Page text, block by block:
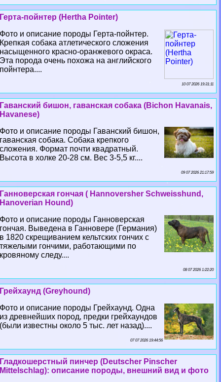
Герта-пойнтер (Hertha Pointer)
Фото и описание породы Герта-пойнтер.
Крепкая собака атлетического сложения
насыщенного красно-оранжевого окраса.
Эта порода очень похожа на английского
пойнтера....
10 07 2026 19:31:11
Гаванский бишон, гаванская собака (Bichon Havanais,
Havanese)
Фото и описание породы Гаванский бишон,
гаванская собака. Собака крепкого
сложения. Формат почти квадратный.
Высота в холке 20-28 см. Вес 3-5,5 кг....
09 07 2026 21:17:59
Ганноверская гончая ( Hannoversher Schweisshund,
Hanoverian Hound)
Фото и описание породы Ганноверская
гончая. Выведена в Ганновере (Германия)
в 1820 скрещиванием кельтских гончих с
тяжелыми гончими, работающими по
кровяному следу....
08 07 2026 1:22:20
Грейхаунд (Greyhound)
Фото и описание породы Грейхаунд. Одна
из древнейших пород, предки грейхаундов
(были известны около 5 тыс. лет назад)....
07 07 2026 19:44:56
Гладкошерстный пинчер (Deutscher Pinscher
Mittelschlag): описание породы, внешний вид и фото